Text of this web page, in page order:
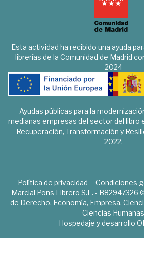
Esta actividad ha recibido una ayuda
librerías de la Comunidad de Madrid
2024
Ayudas públicas para la
medianas empresas del sector del libro
Recuperación, Transformación y
2022.
Política de privacidad Condiciones
Marcial Pons Librero S.L. - B82947326
de Derecho, Economía, Empresa,
Ciencias Humanas
Hospedaje y desarrollo